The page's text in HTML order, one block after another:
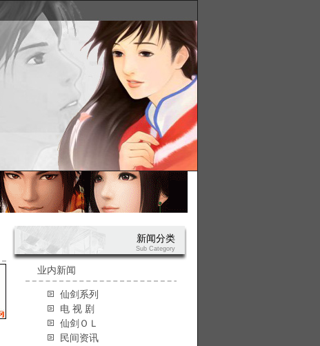
新闻分类
Sub Category
业内新闻
仙剑系列
电 视 剧
仙剑ＯＬ
民间资讯